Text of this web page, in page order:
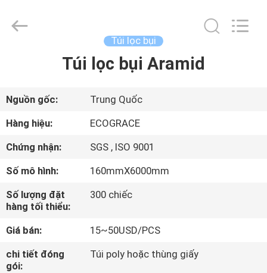
CÁC
SẢN
PHẨM
VỀ
TÔI
công
nghiệp
ENVIROTECH
Rights
Túi lọc bụi
Túi lọc bụi Aramid
Nguồn gốc:
Trung Quốc
Hàng hiệu:
ECOGRACE
Chứng nhận:
SGS , ISO 9001
Số mô hình:
160mmX6000mm
Số lượng đặt
hàng tối thiểu:
300 chiếc
Giá bán:
15~50USD/PCS
chi tiết đóng
gói:
Túi poly hoặc thùng giấy